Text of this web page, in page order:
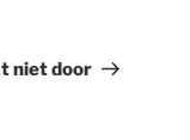
niet door